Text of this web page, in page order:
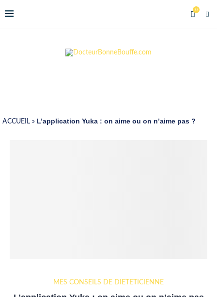
0
ACCUEIL » L’application Yuka : on aime ou on n’aime pas ?
MES CONSEILS DE DIÉTÉTICIENNE